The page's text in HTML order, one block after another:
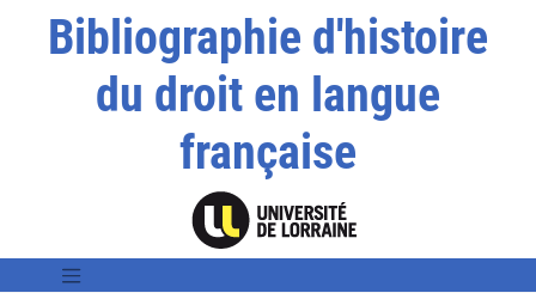
Bibliographie d'histoire
du droit en langue
française